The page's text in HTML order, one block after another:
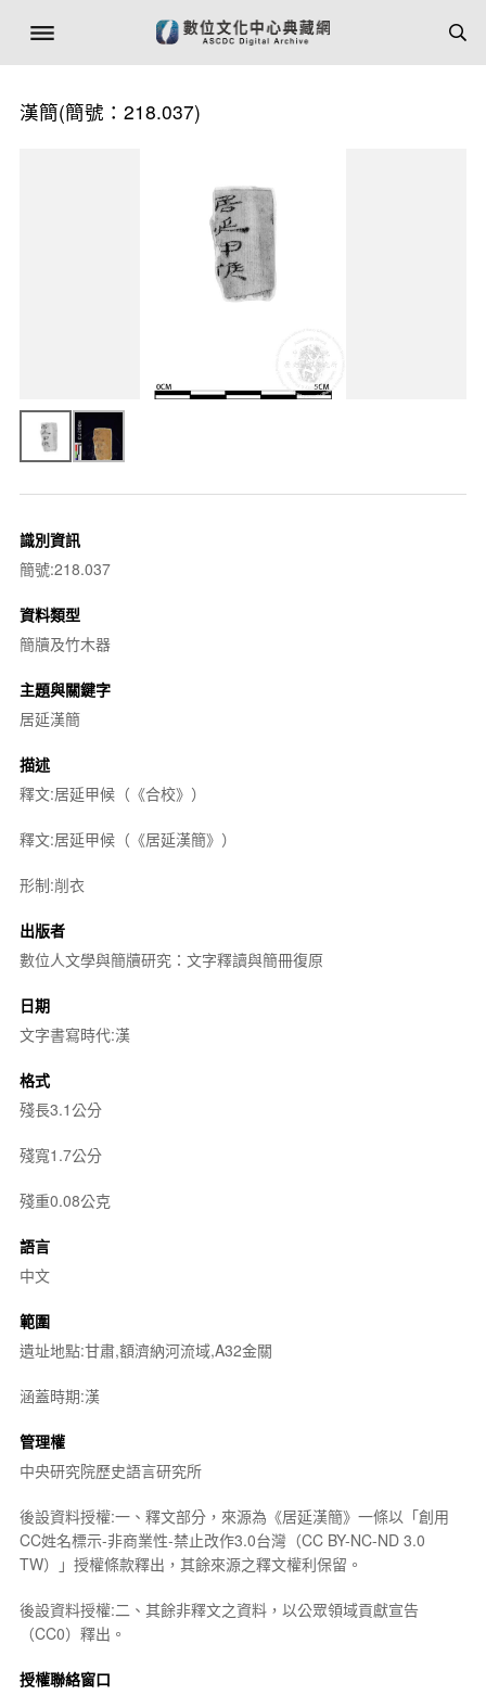
漢簡(簡號：218.037)
識別資訊
簡號:218.037
資料類型
簡牘及竹木器
主題與關鍵字
居延漢簡
描述
釋文:居延甲候（《合校》）
釋文:居延甲候（《居延漢簡》）
形制:削衣
出版者
數位人文學與簡牘研究：文字釋讀與簡冊復原
日期
文字書寫時代:漢
格式
殘長3.1公分
殘寬1.7公分
殘重0.08公克
語言
中文
範圍
遺址地點:甘肅,額濟納河流域,A32金關
涵蓋時期:漢
管理權
中央研究院歷史語言研究所
後設資料授權:一、釋文部分，來源為《居延漢簡》一條以「創用
CC姓名標示-非商業性-禁止改作3.0台灣（CC BY-NC-ND 3.0
TW）」授權條款釋出，其餘來源之釋文權利保留。
後設資料授權:二、其餘非釋文之資料，以公眾領域貢獻宣告
（CC0）釋出。
授權聯絡窗口